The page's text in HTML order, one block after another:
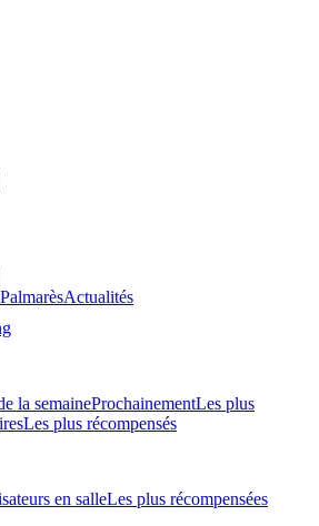
PalmarèsActualités
la semaineProchainementLes plus
Les plus récompensés
en salleLes plus récompensées